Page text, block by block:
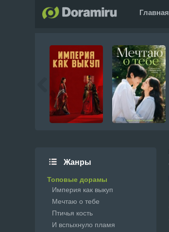
Главная
Жанры
Топовые дорамы
Империя как выкуп
Мечтаю о тебе
Птичья кость
И вспыхнуло пламя